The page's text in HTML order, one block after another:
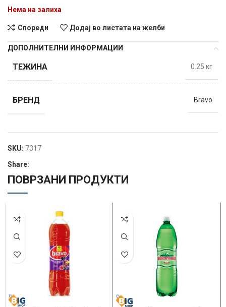
Нема на залиха
Спореди Додај во листата на желби
ДОПОЛНИТЕЛНИ ИНФОРМАЦИИ
ТЕЖИНА 0.25 кг
БРЕНД Bravo
SKU: 7317
Share:
ПОВРЗАНИ ПРОДУКТИ